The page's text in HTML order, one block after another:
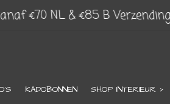
€70 NL & €85 B
KADOBONNEN SHOP INTERIEUR >